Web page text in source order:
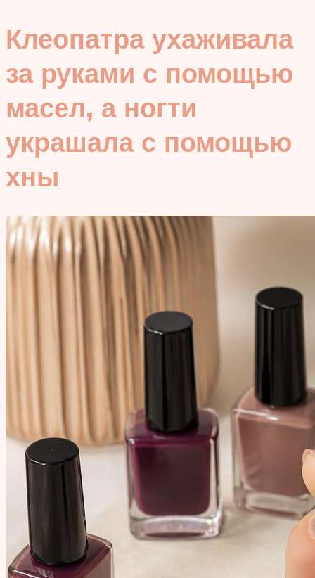
Клеопатра ухаживала
за руками с помощью
масел, а ногти
украшала с помощью
хны